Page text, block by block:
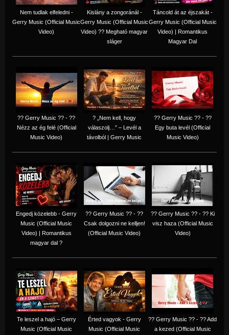
Nem tudlak elfeledni -
Gerry Music (Official Music
Video)
Kislány a zongoránál -
Gerry Music (Official Music
Video) ?? Megható magyar
sláger
Táncold át az éjszakát -
Gerry Music (Official Music
Video) | Romantikus
Magyar Dal
?? Gerry Music ?? - ??
Nézz az ég felé (Official
Music Video)
? „Nem kell, hogy
válaszolj…” – Levél a
távolból | Gerry Music
?? Gerry Music ?? - ??
Egy buta levél (Official
Music Video)
Engedj közelebb - Gerry
Music (Official Music
Video) | Romantikus
magyar dal ?
?? Gerry Music ?? - ??
Csak dolgozni ne kelljen!
(Official Music Video)
?? Gerry Music ?? - ?? Ki
visz haza (Official Music
Video)
Te leszel a hajó – Gerry
Music (Official Music
Érted vagyok - Gerry
Music (Official Music
?? Gerry Music ?? - ?? Add
a kezed (Official Music